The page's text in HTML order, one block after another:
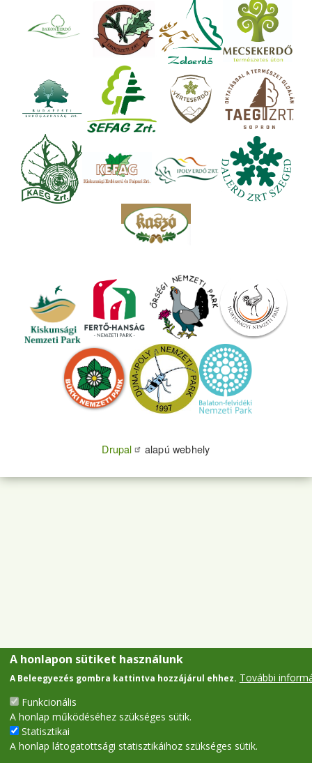
Drupal alapú webhely
A honlapon sütiket használunk
A Beleegyezés gombra kattintva hozzájárul ehhez. További
Funkcionális
A honlap működéséhez szükséges sütik.
Statisztikai
A honlap látogatottsági statisztikáihoz szükséges sütik.